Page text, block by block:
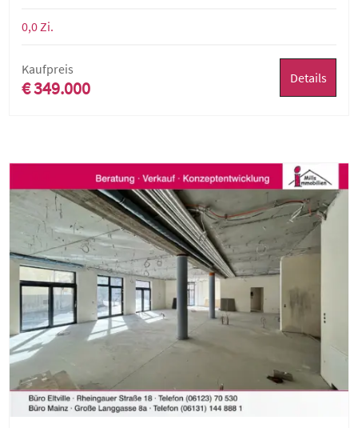
0,0 Zi.
Kaufpreis
€ 349.000 Details